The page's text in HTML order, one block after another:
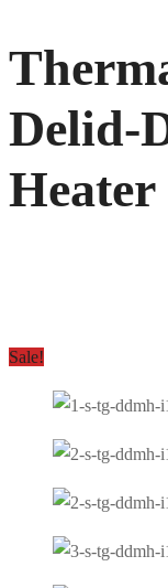
Delid-
Sale!